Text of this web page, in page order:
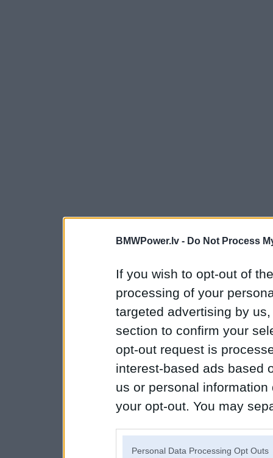
BMWPower.lv - Do Not Process
If you wish to opt-out of
processing of your
targeted advertising by
section to confirm your
opt-out request is
interest-based ads based
us or personal
your opt-out. You may
Personal Data Processing Opt Outs